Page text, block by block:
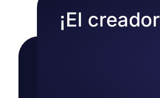
Utilice los campos de
Opcionalmente, agregue
¡El